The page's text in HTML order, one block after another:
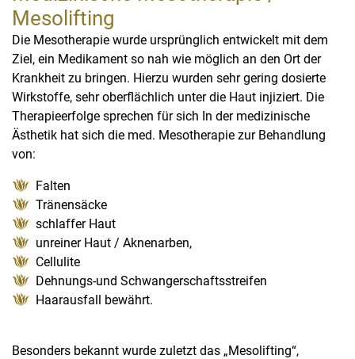
Mesolifting
Die Mesotherapie wurde ursprünglich entwickelt mit dem
Ziel, ein Medikament so nah wie möglich an den Ort der
Krankheit zu bringen. Hierzu wurden sehr gering dosierte
Wirkstoffe, sehr oberflächlich unter die Haut injiziert. Die
Therapieerfolge sprechen für sich In der medizinische
Ästhetik hat sich die med. Mesotherapie zur Behandlung
von:
Falten
Tränensäcke
schlaffer Haut
unreiner Haut / Aknenarben,
Cellulite
Dehnungs-und Schwangerschaftsstreifen
Haarausfall bewährt.
Besonders bekannt wurde zuletzt das „Mesolifting“,